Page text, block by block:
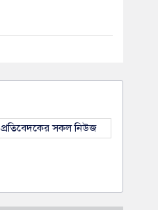
প্রতিবেদকের সকল নিউজ